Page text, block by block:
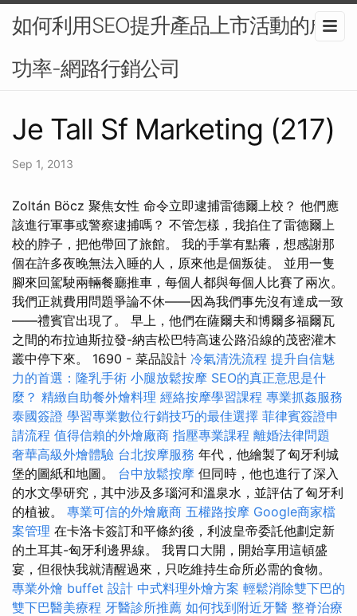
如何利用SEO提升產品上市活動的成
功率-網路行銷公司
Je Tall Sf Marketing (217)
Sep 1, 2013
Zoltán Böcz 聚焦女性 命令立即逮捕雷德爾上校？ 他們應
該進行軍事或警察逮捕嗎？ 不管怎樣，我掐住了雷德爾上
校的脖子，把他帶回了旅館。 我的手掌有點癢，想感謝那
個在許多夜晚無法入睡的人，原來他是個叛徒。 並用一隻
腳來回駕駛兩輛餐廳推車，每個人都與每個人比賽了兩次。
我們正就費用問題爭論不休——因為我們事先沒有達成一致
——禮賓官出現了。 早上，他們在薩爾夫和博爾多福爾瓦
之間的布拉迪斯拉發-納吉松巴特高速公路沿線的茂密灌木
叢中停下來。 1690 - 菜品設計 冷氣清洗流程 提升自信魅
力的首選：隆乳手術 小腿放鬆按摩 SEO的真正意思是什
麼？ 精緻自助餐外燴料理 經絡按摩學習課程 專業抓姦服務
泰國簽證 學習專業數位行銷技巧的最佳選擇 菲律賓簽證申
請流程 值得信賴的外燴廠商 指壓專業課程 離婚法律問題
奢華高級外燴體驗 台北按摩服務 年代，他繪製了匈牙利城
堡的圖紙和地圖。 台中放鬆按摩 但同時，他也進行了深入
的水文學研究，其中涉及多瑙河和溫泉水，並評估了匈牙利
的植被。 專業可信的外燴廠商 五權路按摩 Google商家檔
案管理 在卡洛卡簽訂和平條約後，利波皇帝委託他劃定新
的土耳其-匈牙利邊界線。 我胃口大開，開始享用這頓盛
宴，但很快我就清醒過來，只吃維持生命所必需的食物。
專業外燴 buffet 設計 中式料理外燴方案 輕鬆消除雙下巴的
雙下巴醫美療程 牙醫診所推薦 如何找到附近牙醫 整脊治療